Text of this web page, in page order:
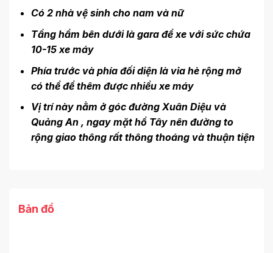
Có 2 nhà vệ sinh cho nam và nữ
Tầng hầm bên dưới là gara để xe với sức chứa
10-15 xe máy
Phía trước và phía đối diện là vỉa hè rộng mở
có thể để thêm được nhiều xe máy
Vị trí này nằm ở góc đường Xuân Diệu và
Quảng An , ngay mặt hồ Tây nên đường to
rộng giao thông rất thông thoáng và thuận tiện
Bản đồ